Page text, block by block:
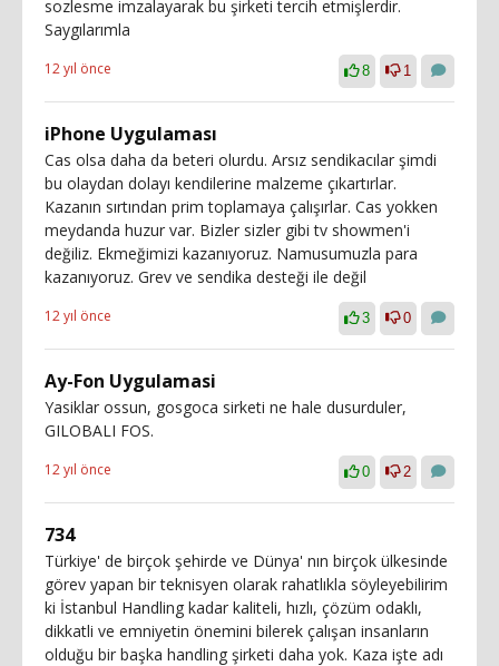
sozlesme imzalayarak bu şirketi tercih etmişlerdir.
Saygılarımla
12 yıl önce 8 1
iPhone Uygulaması
Cas olsa daha da beteri olurdu. Arsız sendikacılar şimdi
bu olaydan dolayı kendilerine malzeme çıkartırlar.
Kazanın sırtından prim toplamaya çalışırlar. Cas yokken
meydanda huzur var. Bizler sizler gibi tv showmen'i
değiliz. Ekmeğimizi kazanıyoruz. Namusumuzla para
kazanıyoruz. Grev ve sendika desteği ile değil
12 yıl önce 3 0
Ay-Fon Uygulamasi
Yasiklar ossun, gosgoca sirketi ne hale dusurduler,
GILOBALI FOS.
12 yıl önce 0 2
734
Türkiye' de birçok şehirde ve Dünya' nın birçok ülkesinde
görev yapan bir teknisyen olarak rahatlıkla söyleyebilirim
ki İstanbul Handling kadar kaliteli, hızlı, çözüm odaklı,
dikkatli ve emniyetin önemini bilerek çalışan insanların
olduğu bir başka handling şirketi daha yok. Kaza işte adı